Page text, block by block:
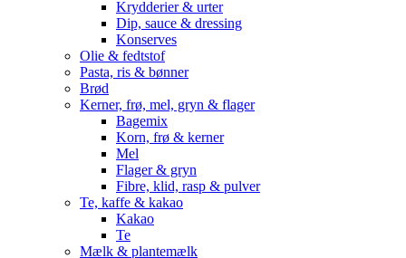
Krydderier & urter
Dip, sauce & dressing
Konserves
Olie & fedtstof
Pasta, ris & bønner
Brød
Kerner, frø, mel, gryn & flager
Bagemix
Korn, frø & kerner
Mel
Flager & gryn
Fibre, klid, rasp & pulver
Te, kaffe & kakao
Kakao
Te
Mælk & plantemælk